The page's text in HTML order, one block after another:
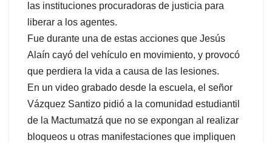
las instituciones procuradoras de justicia para
liberar a los agentes.
Fue durante una de estas acciones que Jesús
Alaín cayó del vehículo en movimiento, y provocó
que perdiera la vida a causa de las lesiones.
En un video grabado desde la escuela, el señor
Vázquez Santizo pidió a la comunidad estudiantil
de la Mactumatzá que no se expongan al realizar
bloqueos u otras manifestaciones que impliquen